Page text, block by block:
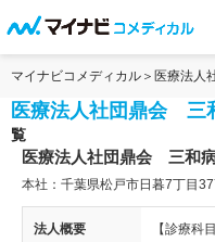
マイナビコメディカル 医療法人
医療法人社団鼎会 三
覧
医療法人社団鼎会 三和
本社：千葉県松戸市日暮7丁目
法人概要
【診療科